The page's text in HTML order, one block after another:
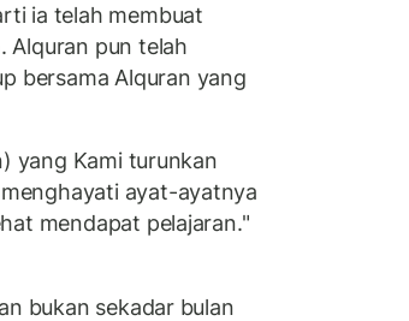
ia telah membuat
Alquran pun telah
bersama Alquran yang
yang Kami turunkan
ayat-ayatnya
mendapat pelajaran."
bukan sekadar bulan